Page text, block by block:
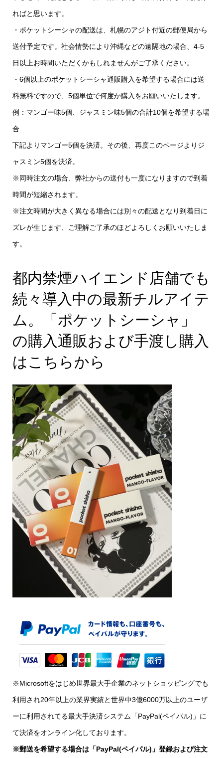
ればと思います。
・ポケットシーシャの配送は、札幌のアジト付近の郵便局から
送付予定です。社会情勢により沖縄などの遠隔地の場合、4-5
日以上お時間いただくかもしれませんがご了承ください。
・6個以上のポケットシーシャ通販購入を希望する場合には送
料無料ですので、5個単位で何度か購入をお願いいたします。
例：マンゴー味5個、ジャスミン味5個の合計10個を希望する場
合
下記よりマンゴー5個を決済。その後、再度このページよりジ
ャスミン5個を決済。
※同時注文の場合、弊社からの送付も一度になりますので到着
時間が短縮されます。
※注文時間が大きく異なる場合には別々の配送となり到着日に
ズレが生じます、ご理解ご了承のほどよろしくお願いいたしま
す。
都内禁煙ハイエンド店舗でも
続々導入中の最新チルアイテ
ム。「ポケットシーシャ」
の購入通販および手渡し購入
はこちらから
※Microsoftをはじめ世界最大手企業のネットショッピングでも
利用され20年以上の業界実績と世界中3億6000万以上のユーザ
ーに利用されてる最大手決済システム「PayPal(ペイパル)」に
て決済をオンライン化しております。
※郵送を希望する場合は「PayPal(ペイパル)」登録および注文